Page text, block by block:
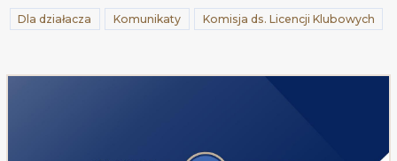
Dla działacza Komunikaty Komisja ds. Licencji Klubowych